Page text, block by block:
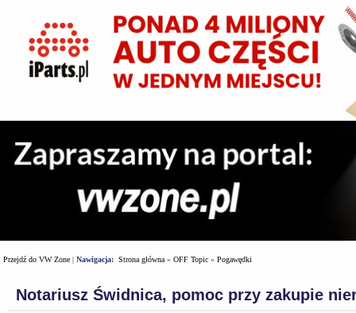
Przejdź do VW Zone | Nawigacja: Strona główna » OFF Topic » Pogawędki
Notariusz Świdnica, pomoc przy zakupie